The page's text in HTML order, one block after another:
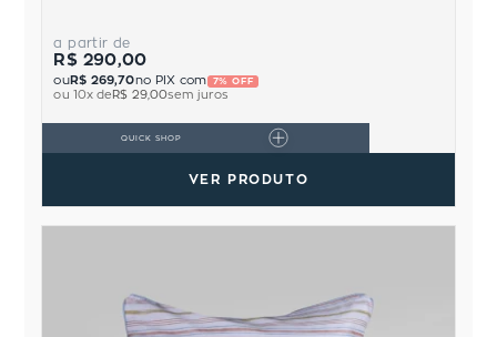
a partir de
R$ 290,00
ouR$ 269,70no PIX com 7% OFF
ou 10x de R$ 29,00sem juros
QUICK SHOP
VER PRODUTO